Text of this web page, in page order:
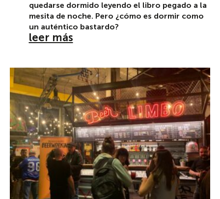
quedarse dormido leyendo el libro pegado a la
mesita de noche. Pero ¿cómo es dormir como
un auténtico bastardo?
leer más